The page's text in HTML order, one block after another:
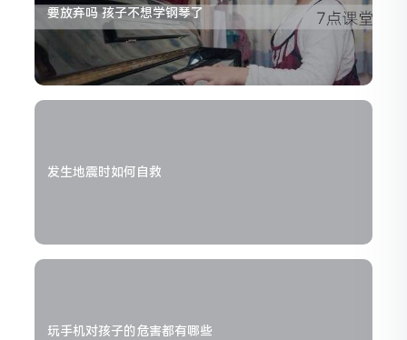
要放弃吗 孩子不想学钢琴了
发生地震时如何自救
玩手机对孩子的危害都有哪些